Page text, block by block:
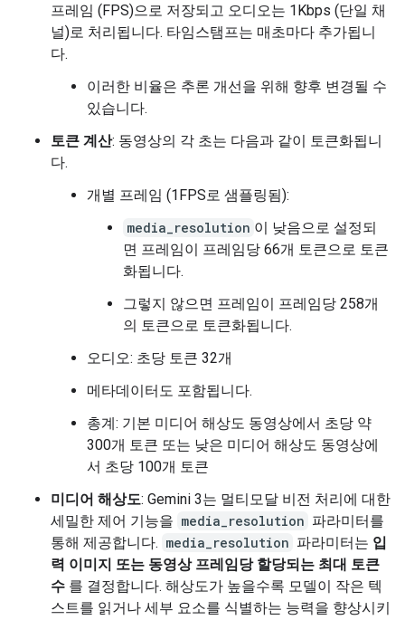
프레임 (FPS)으로 저장되고 오디오는 1Kbps (단일 채
널)로 처리됩니다. 타임스탬프는 매초마다 추가됩니
다.
이러한 비율은 추론 개선을 위해 향후 변경될 수
있습니다.
토큰 계산: 동영상의 각 초는 다음과 같이 토큰화됩니
다.
개별 프레임 (1FPS로 샘플링됨):
media_resolution 이 낮음으로 설정되
면 프레임이 프레임당 66개 토큰으로 토큰
화됩니다.
그렇지 않으면 프레임이 프레임당 258개
의 토큰으로 토큰화됩니다.
오디오: 초당 토큰 32개
메타데이터도 포함됩니다.
총계: 기본 미디어 해상도 동영상에서 초당 약
300개 토큰 또는 낮은 미디어 해상도 동영상에
서 초당 100개 토큰
미디어 해상도: Gemini 3는 멀티모달 비전 처리에 대한
세밀한 제어 기능을 media_resolution 파라미터를
통해 제공합니다. media_resolution 파라미터는 입
력 이미지 또는 동영상 프레임당 할당되는 최대 토큰
수 를 결정합니다. 해상도가 높을수록 모델이 작은 텍
스트를 읽거나 세부 요소를 식별하는 능력을 향상시키